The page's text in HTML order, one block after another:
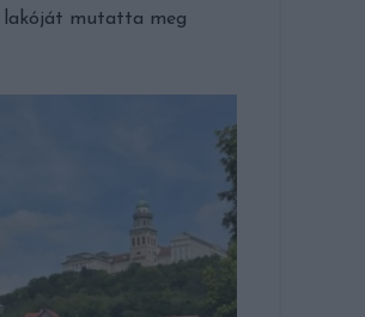
lakóját mutatta meg